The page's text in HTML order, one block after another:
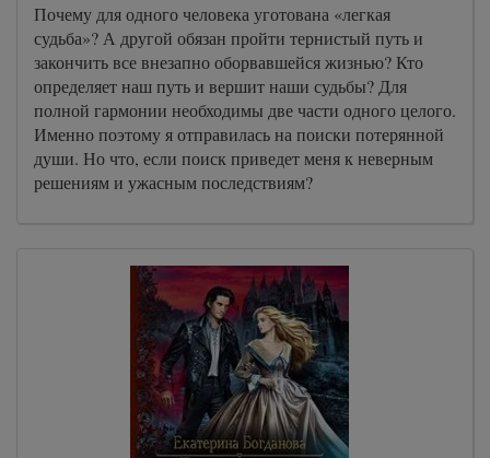
Почему для одного человека уготована «легкая
судьба»? А другой обязан пройти тернистый путь и
закончить все внезапно оборвавшейся жизнью? Кто
определяет наш путь и вершит наши судьбы? Для
полной гармонии необходимы две части одного целого.
Именно поэтому я отправилась на поиски потерянной
души. Но что, если поиск приведет меня к неверным
решениям и ужасным последствиям?